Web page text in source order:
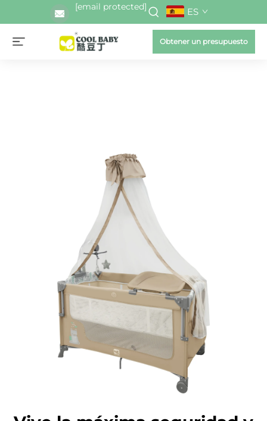
[email protected] ES
Obtener un presupuesto